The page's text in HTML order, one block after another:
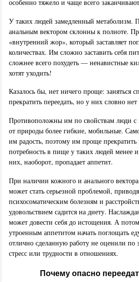
особенно тяжело и чаще всего
У таких людей замедленный метаболизм.
анальным вектором склонны к полноте.
«внутренний жор», который заставляет
количествах. Им сложно заставить себя
сложнее всего похудеть — ненавистные
хотят уходить!
Казалось бы, нет ничего проще: заняться
прекратить переедать, но у них словно
Противоположны им по свойствам люди
от природы более гибкие, мобильные.
им радость, поэтому им проще прекратить
потребность в пище у таких людей менее
них, наоборот, пропадает аппетит.
При наличии кожного и анального
может стать серьезной проблемой,
психосоматическим болезням и
удовольствием садится на диету.
может довести себя до истощения. А
утроенным аппетитом начать поглощать
отлично сделанную работу не оценили по
стресс или трудности в отношениях.
Почему опасно